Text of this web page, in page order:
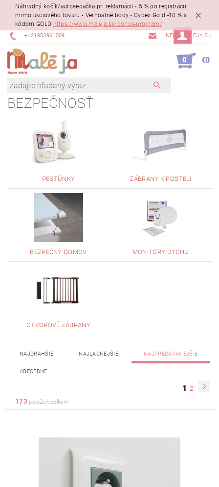
Náhradný kočík/autosedačka pri reklamácii • 5 % po registrácii
mimo akciového tovaru • Vernostné body • Cybex Gold -10 % s
kódom GOLD https://www.maleja.sk/bonus-program/
+421903961009 INFO@MALEJA.SK
0 €0
BEZPEČNOSŤ
PESTÚNKY ZÁBRANY K POSTELI
BEZPEČNÝ DOMOV MONITORY DYCHU
OTVOROVÉ ZÁBRANY
NAJDRAHŠIE NAJLACNEJŠIE NAJPREDÁVANEJŠIE
ABECEDNE
1 2
173položiek celkom